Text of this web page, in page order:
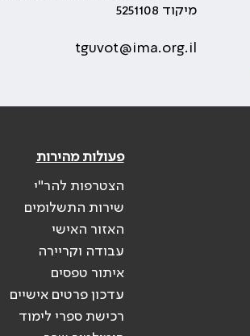
מיקוד 5251108
tguvot@ima.org.il
פעולות מהירות
הצטרפות להר"י
שירות התשלומים
האזור האישי
עבודה וקריירה
איתור טפסים
עדכון פרטים אישיים
רכישת ספרי לימוד